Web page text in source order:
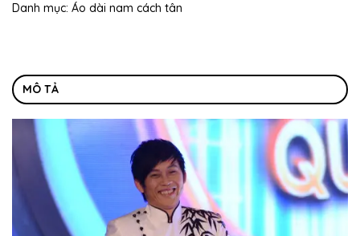
Danh mục: Áo dài nam cách tân
MÔ TẢ